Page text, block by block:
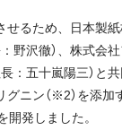
るため、日本製
野沢徹）、株式会
：五十嵐陽三）と
ニン（※2）を添加
開発しました。